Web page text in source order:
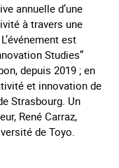
annuelle d’une
à travers une
est
Studies”
depuis 2019 ; en
et innovation de
Strasbourg. Un
René Carraz,
de Toyo.